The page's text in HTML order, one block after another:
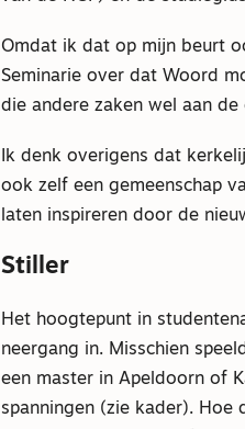
Omdat ik dat op mijn beurt
Seminarie over dat Woord
die andere zaken wel aan de
Ik denk overigens dat
ook zelf een gemeenschap
laten inspireren door de
Stiller
Het hoogtepunt in
neergang in. Misschien
een master in Apeldoorn of
spanningen (zie kader). Hoe